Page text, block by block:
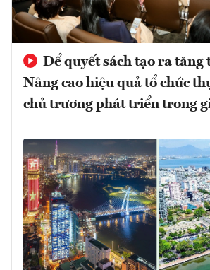
Để quyết sách tạo ra tăng
Nâng cao hiệu quả tổ chức
chủ trương phát triển trong